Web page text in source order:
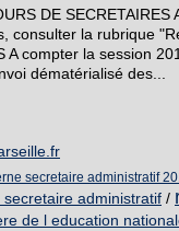
DE
consulter la rubrique
A compter la session
dématérialisé des...
secretaire administratif
administratif /
de l education